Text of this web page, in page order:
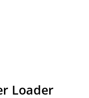
Loader